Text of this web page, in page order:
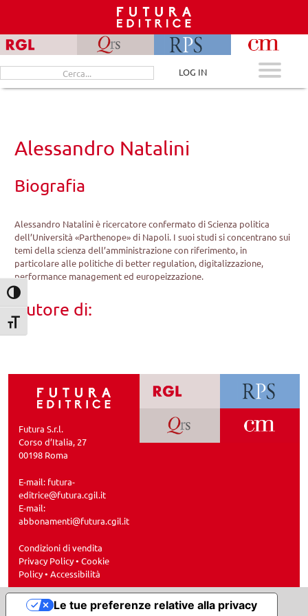
Attiva/disattiva alto contrasto
Attiva/disattiva dimensione testo
content
Cerca
per:
LOG IN
Alessandro Natalini
Biografia
Alessandro Natalini è ricercatore confermato di Scienza politica
dell’Università «Parthenope» di Napoli. I suoi studi si concentrano sui
temi della scienza dell’amministrazione con riferimento, in
particolare alle politiche di better regulation, digitalizzazione,
performance management ed europeizzazione.
Autore di:
Futura S.r.l.
Corso d’Italia, 27
00198 Roma
E-mail: futura-
editrice@futura.cgil.it
E-mail:
abbonamenti@futura.cgil.it
Condizioni di vendita
Privacy Policy• Cookie
Policy• Accessibilità
Le tue preferenze relative alla privacy